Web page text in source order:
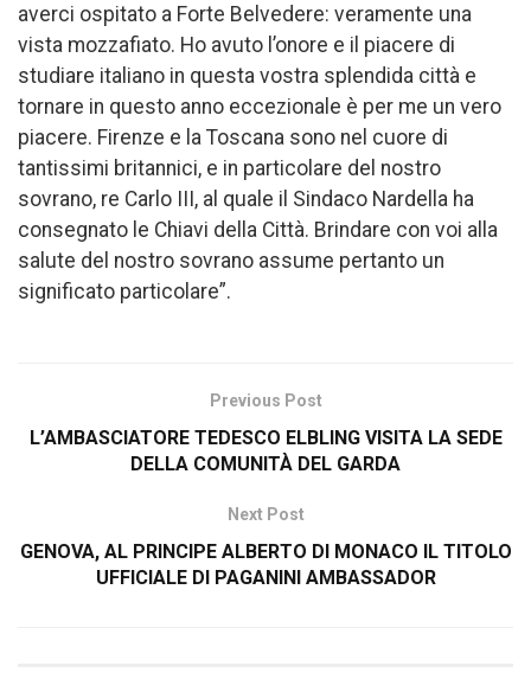
averci ospitato a Forte Belvedere: veramente una
vista mozzafiato. Ho avuto l’onore e il piacere di
studiare italiano in questa vostra splendida città e
tornare in questo anno eccezionale è per me un vero
piacere. Firenze e la Toscana sono nel cuore di
tantissimi britannici, e in particolare del nostro
sovrano, re Carlo III, al quale il Sindaco Nardella ha
consegnato le Chiavi della Città. Brindare con voi alla
salute del nostro sovrano assume pertanto un
significato particolare”.
Previous Post
L’AMBASCIATORE TEDESCO ELBLING VISITA LA SEDE
DELLA COMUNITÀ DEL GARDA
Next Post
GENOVA, AL PRINCIPE ALBERTO DI MONACO IL TITOLO
UFFICIALE DI PAGANINI AMBASSADOR